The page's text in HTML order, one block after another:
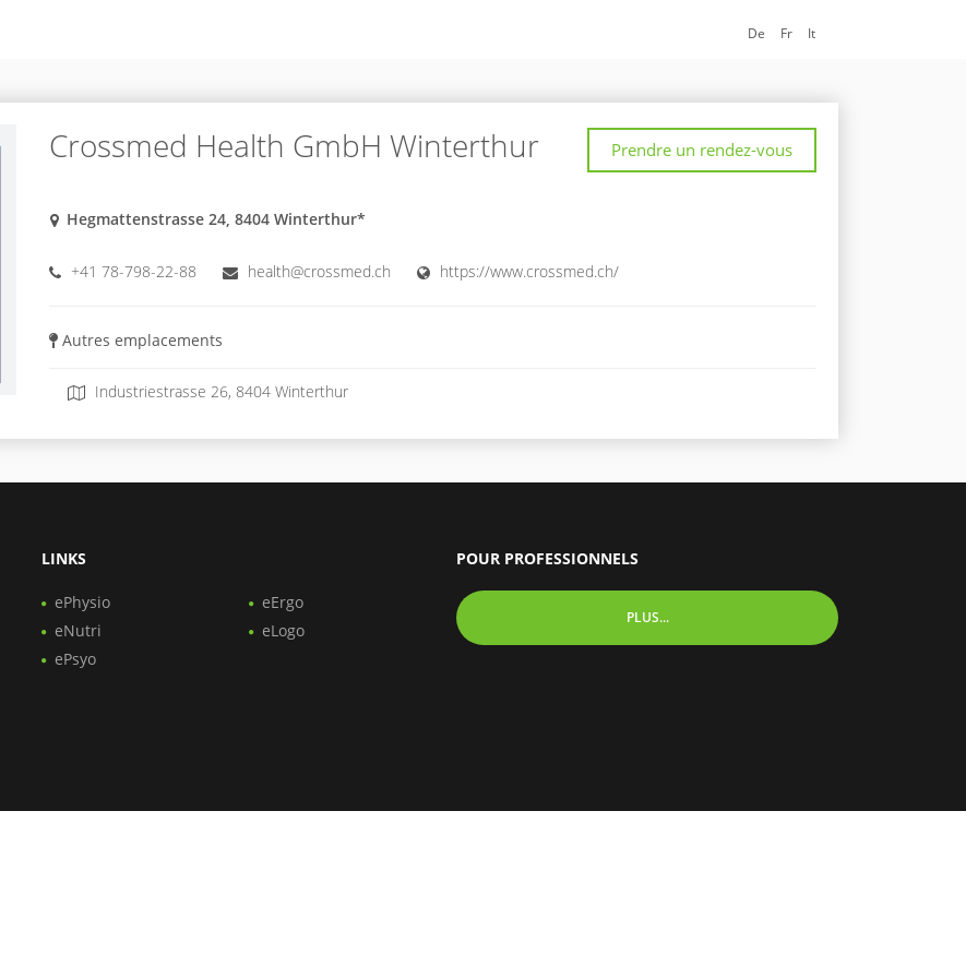
De Fr It
Crossmed Health GmbH Winterthur Prendre un rendez-vous
Hegmattenstrasse 24, 8404 Winterthur*
+41 78-798-22-88 health@crossmed.ch https://www.crossmed.ch/
Autres emplacements
Industriestrasse 26, 8404 Winterthur
LINKS
ePhysio
eNutri
ePsyo
eErgo
eLogo
POUR PROFESSIONNELS
PLUS...